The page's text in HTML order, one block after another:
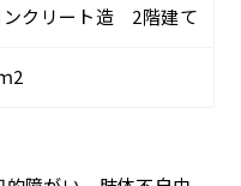
ンクリート造 2階建て
2